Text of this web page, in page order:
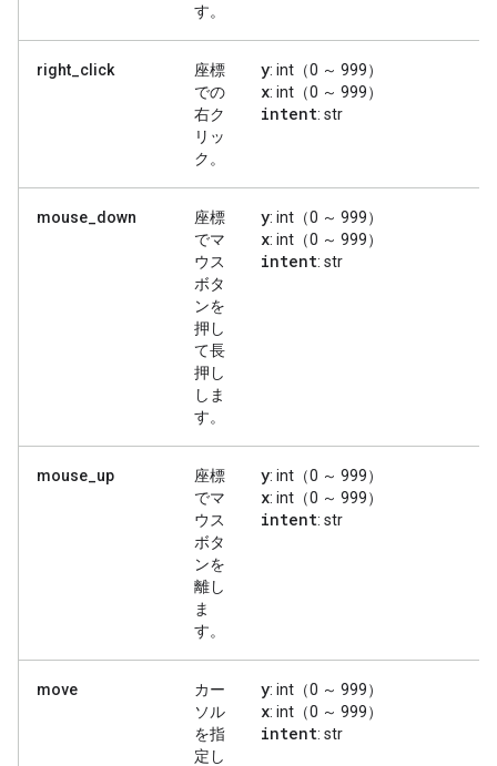
す。
right_click
座標
での
右ク
リッ
ク。
y: int（0 ～ 999）
x: int（0 ～ 999）
intent: str
mouse_down
座標
でマ
ウス
ボタ
ンを
押し
て長
押し
しま
す。
y: int（0 ～ 999）
x: int（0 ～ 999）
intent: str
mouse_up
座標
でマ
ウス
ボタ
ンを
離し
ま
す。
y: int（0 ～ 999）
x: int（0 ～ 999）
intent: str
move
カー
ソル
を指
定し
y: int（0 ～ 999）
x: int（0 ～ 999）
intent: str